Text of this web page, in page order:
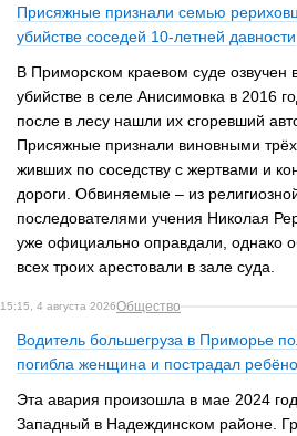
Присяжные признали семью
убийстве соседей 10-летней давности
В Приморском краевом суде озвучен
убийстве в селе Анисимовка в 2016
после в лесу нашли их сгоревший
Присяжные признали виновными
живших по соседству с жертвами и
дороги. Обвиняемые – из
последователями учения Николая
уже официально оправдали, однако
всех троих арестовали в зале суда.
15:15, 4 августа 2026Общество
Водитель большегруза в Приморье
погибла женщина и пострадал
Эта авария произошла в мае 2024
Западный в Надеждинском районе.